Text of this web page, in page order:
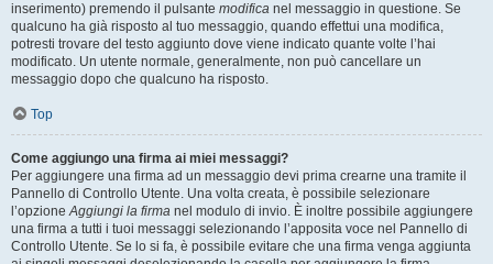
inserimento) premendo il pulsante modifica nel messaggio in questione. Se
qualcuno ha già risposto al tuo messaggio, quando effettui una modifica,
potresti trovare del testo aggiunto dove viene indicato quante volte l’hai
modificato. Un utente normale, generalmente, non può cancellare un
messaggio dopo che qualcuno ha risposto.
Top
Come aggiungo una firma ai miei messaggi?
Per aggiungere una firma ad un messaggio devi prima crearne una tramite il
Pannello di Controllo Utente. Una volta creata, è possibile selezionare
l’opzioneAggiungi la firma nel modulo di invio. È inoltre possibile aggiungere
una firma a tutti i tuoi messaggi selezionando l’apposita voce nel Pannello di
Controllo Utente. Se lo si fa, è possibile evitare che una firma venga aggiunta